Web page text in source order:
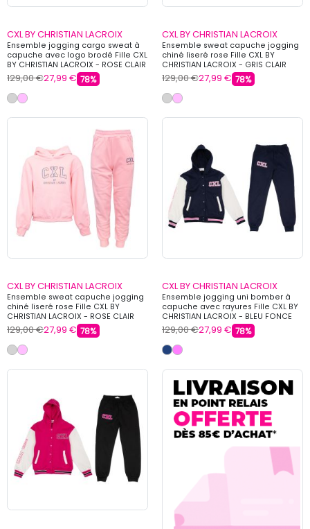
CXL BY CHRISTIAN LACROIX
Ensemble jogging cargo sweat à
capuche avec logo brodé Fille CXL
BY CHRISTIAN LACROIX - ROSE CLAIR
129,00 €27,99 € 78%
CXL BY CHRISTIAN LACROIX
Ensemble sweat capuche jogging
chiné liseré rose Fille CXL BY
CHRISTIAN LACROIX - GRIS CLAIR
129,00 €27,99 € 78%
CXL BY CHRISTIAN LACROIX
Ensemble sweat capuche jogging
chiné liseré rose Fille CXL BY
CHRISTIAN LACROIX - ROSE CLAIR
129,00 €27,99 € 78%
CXL BY CHRISTIAN LACROIX
Ensemble jogging uni bomber à
capuche avec rayures Fille CXL BY
CHRISTIAN LACROIX - BLEU FONCE
129,00 €27,99 € 78%